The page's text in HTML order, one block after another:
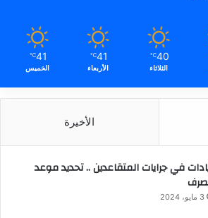
40
℃
الثلاثاء
41
℃
الأربعاء
41
℃
الخميس
الأخيرة
في جرايات المتقاعدين .. تحديد موعد
3 مايو، 2024